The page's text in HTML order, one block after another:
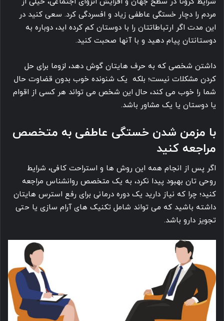
مردم را دچار خستگی عاطفی زیاد و افسردگی کرد. سعی کنید در
این مدت اگر ارتباطاتتان را با دوستان کم کرده اید، دوباره به
دوستانتان پیام دهید و با آنها صحبت کنید.
داشتن شخصی که به حرف هایتان گوش دهد، لزوما برای حل
کردن مشکلات نیست؛ بلکه یک شنونده خوب بدون قضاوت حال
شما را خوب می کند، حال این شخص می تواند هر کسی از اقوام
یا دوستان یا یک مشاور باشد.
با مزمن شدن خستگی عاطفی به متخصص
مراجعه کنید
اگر پس از انجام همه این روش ها و استراحت کافی، شرایط
روحی تان بهبود پیدا نکرد، به یک متخصص روانشناس مراجعه
کنید؛ چرا که نیاز دارید یک دوره درمانی برای رفع استرس هایتان
داشته باشید که می تواند شامل تکنیک های آرام سازی یا حتی
تجویز دارو باشد.